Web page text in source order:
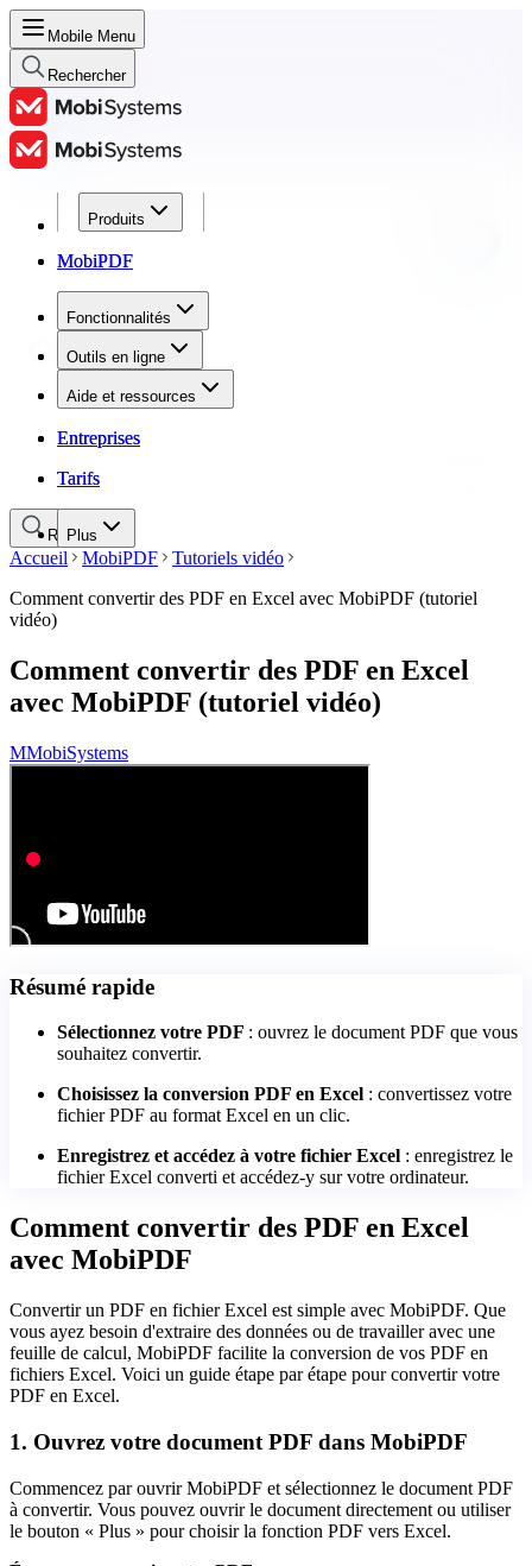
Mobile Menu
Rechercher
Produits
MobiPDF
Fonctionnalités
Outils en ligne
Aide et ressources
Entreprises
Tarifs
Plus
Produits
MobiPDF
Fonctionnalités
Outils en ligne
Aide et ressources
Entreprises
Tarifs
Rechercher
Accueil MobiPDF
Tutoriels vidéo
Comment convertir des PDF en Excel avec MobiPDF (tutoriel
vidéo)
Comment convertir des PDF en Excel
avec MobiPDF (tutoriel vidéo)
MMobiSystems
Résumé rapide
Sélectionnez votre PDF : ouvrez le document PDF que vous
souhaitez convertir.
Choisissez la conversion PDF en Excel : convertissez votre
fichier PDF au format Excel en un clic.
Enregistrez et accédez à votre fichier Excel : enregistrez le
fichier Excel converti et accédez-y sur votre ordinateur.
Comment convertir des PDF en Excel
avec MobiPDF
Convertir un PDF en fichier Excel est simple avec MobiPDF. Que
vous ayez besoin d'extraire des données ou de travailler avec une
feuille de calcul, MobiPDF facilite la conversion de vos PDF en
fichiers Excel. Voici un guide étape par étape pour convertir votre
PDF en Excel.
1. Ouvrez votre document PDF dans MobiPDF
Commencez par ouvrir MobiPDF et sélectionnez le document PDF
à convertir. Vous pouvez ouvrir le document directement ou utiliser
le bouton « Plus » pour choisir la fonction PDF vers Excel.